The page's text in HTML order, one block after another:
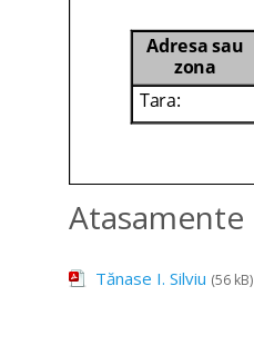
Atasamente
Tănase I. Silviu (56 kB)